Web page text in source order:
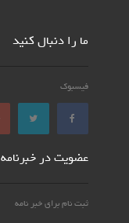
ما را دنبال کنید
فیسبوک
عضویت در خبرنامه
ثبت نام برای خبر نامه